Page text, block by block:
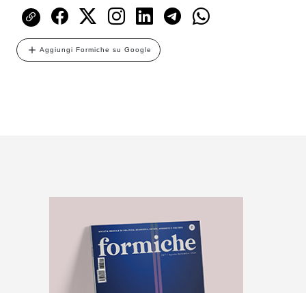
Aggiungi Formiche su Google